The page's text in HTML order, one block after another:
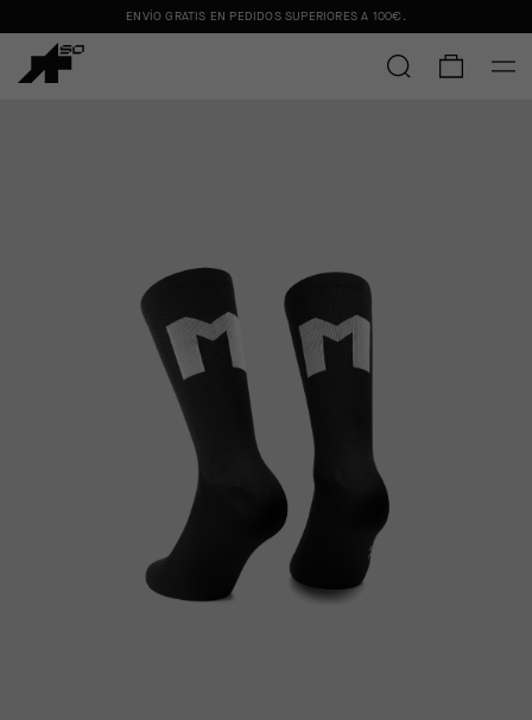
ENVÍO GRATIS EN PEDIDOS SUPERIORES A 100€ .